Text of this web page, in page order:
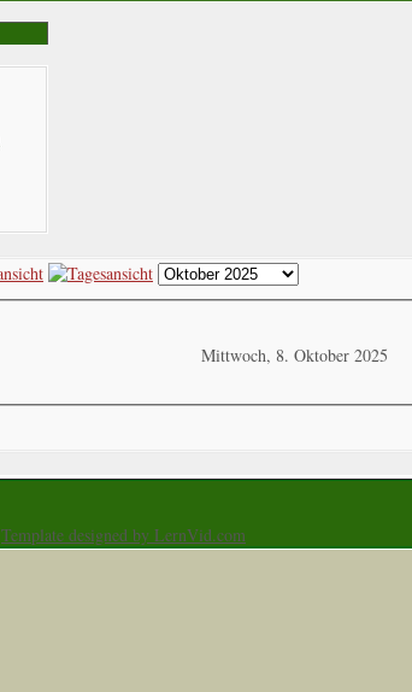
Mittwoch, 8. Oktober 2025
Template designed by LernVid.com